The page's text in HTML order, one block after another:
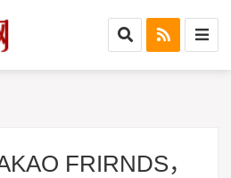
FRIRNDS，